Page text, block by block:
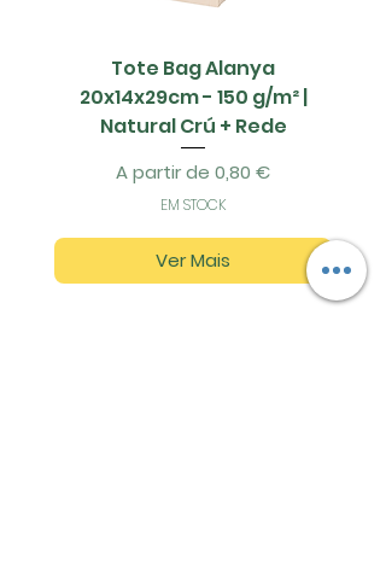
Tote Bag Alanya
20x14x29cm - 150 g/m² |
Natural Crú + Rede
A partir de 0,80 €
Preço promocional
EM STOCK
Ver Mais